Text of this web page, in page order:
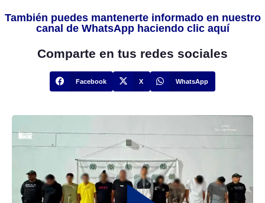
También puedes mantenerte informado en nuestro
canal de WhatsApp haciendo clic aquí
Comparte en tus redes sociales
Facebook X WhatsApp